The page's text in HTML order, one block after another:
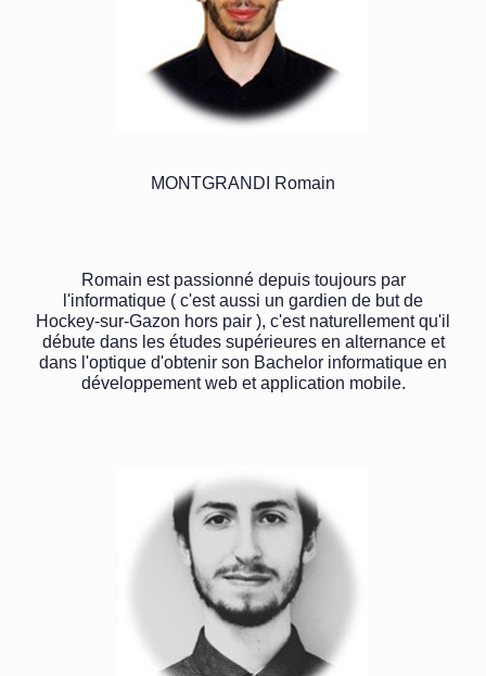
MONTGRANDI Romain
Romain est passionné depuis toujours par
l'informatique ( c'est aussi un gardien de but de
Hockey-sur-Gazon hors pair ), c'est naturellement qu'il
débute dans les études supérieures en alternance et
dans l'optique d'obtenir son Bachelor informatique en
développement web et application mobile.